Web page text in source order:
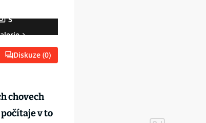
5
Diskuze (0)
chovech
v to